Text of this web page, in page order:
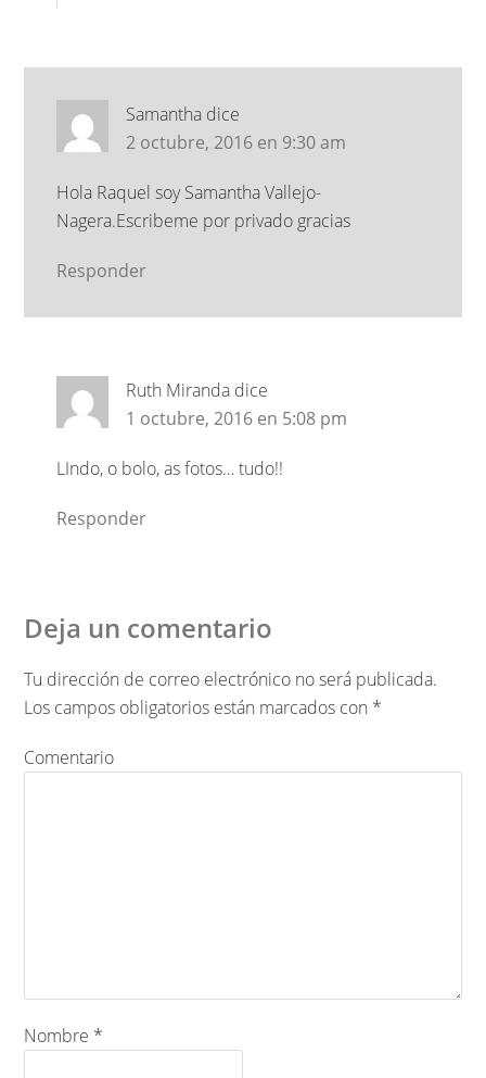
Samantha dice
2 octubre, 2016 en 9:30 am
Hola Raquel soy Samantha Vallejo-
Nagera.Escribeme por privado gracias
Responder
Ruth Miranda dice
1 octubre, 2016 en 5:08 pm
LIndo, o bolo, as fotos… tudo!!
Responder
Deja un comentario
Tu dirección de correo electrónico no será publicada.
Los campos obligatorios están marcados con *
Comentario
Nombre *